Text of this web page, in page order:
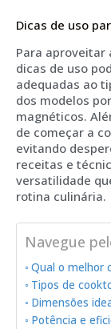
Dicas de uso
Para aproveitar
dicas de uso
adequadas ao
dos modelos
magnéticos.
de começar a
evitando
receitas e
versatilidade
rotina culinária.
Navegue
Qual o melhor
Tipos de
Dimensões
Potência e